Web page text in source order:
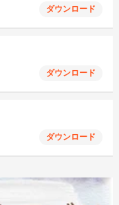
ダウンロード
ダウンロード
ダウンロード